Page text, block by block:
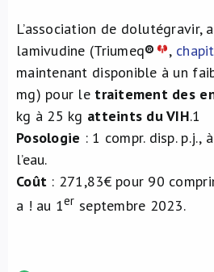
L’association de dolutégravir,
lamivudine (Triumeq® ,
maintenant disponible à un
mg) pour le traitement des
kg à 25 kg atteints du VIH.1
Posologie : 1 compr. disp. p.j.,
l’eau.
Coût : 271,83€ pour 90
a ! au 1er septembre 2023.